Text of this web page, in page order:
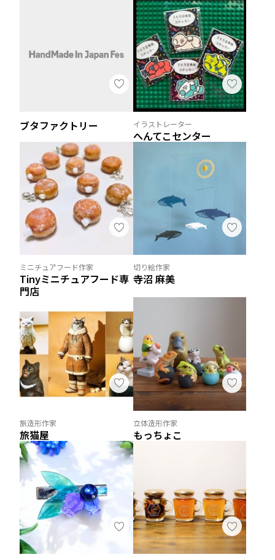
ブタファクトリー イラストレーター
へんてこセンター
ミニチュアフード作家
Tinyミニチュアフード専
門店
切り絵作家
寺沼 麻美
旅造形作家
旅猫屋
立体造形作家
もっちょこ